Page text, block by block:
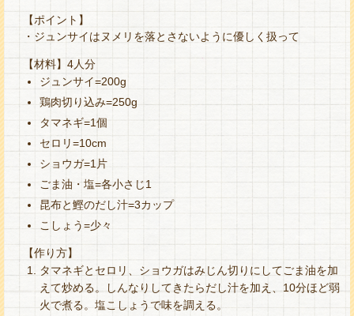
【ポイント】
・ジュンサイはヌメリを落とさないように優しく扱って
【材料】4人分
ジュンサイ=200g
鶏肉切り込み=250g
タマネギ=1個
セロリ=10cm
ショウガ=1片
ごま油・塩=各小さじ1
昆布と鰹のだし汁=3カップ
こしょう=少々
【作り方】
タマネギとセロリ、ショウガはみじん切りにしてごま油を加
えて炒める。しんなりしてきたらだし汁を加え、10分ほど弱
火で煮る。塩こしょうで味を調える。